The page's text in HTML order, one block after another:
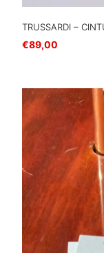
TRUSSARDI –
€89,00